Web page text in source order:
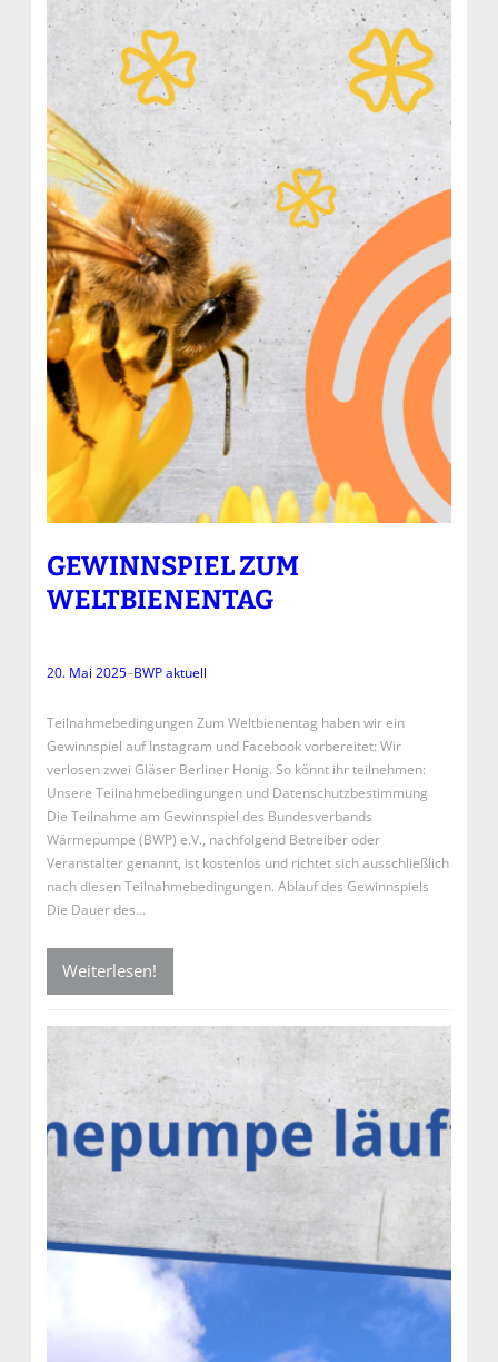
GEWINNSPIEL ZUM
WELTBIENENTAG
20. Mai 2025–BWP aktuell
Teilnahmebedingungen Zum Weltbienentag haben wir ein
Gewinnspiel auf Instagram und Facebook vorbereitet: Wir
verlosen zwei Gläser Berliner Honig. So könnt ihr teilnehmen:
Unsere Teilnahmebedingungen und Datenschutzbestimmung
Die Teilnahme am Gewinnspiel des Bundesverbands
Wärmepumpe (BWP) e.V., nachfolgend Betreiber oder
Veranstalter genannt, ist kostenlos und richtet sich ausschließlich
nach diesen Teilnahmebedingungen. Ablauf des Gewinnspiels
Die Dauer des…
Weiterlesen!